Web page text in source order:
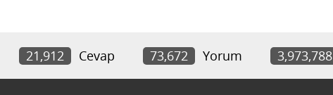
21,912 Cevap 73,672 Yorum 3,973,788